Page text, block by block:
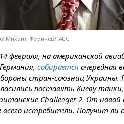
Михаил Фомичев/ТАСС
февраля, на американской
собирается очередная
стран-союзниц Украины.
поставить Киеву
Challenger 2. От
истребители. Получит ли